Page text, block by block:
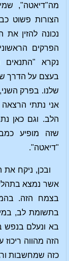
מה"דיאטה",
הצורות פשוט
נכונה להזין
הפרקים
נקרא "התנאים
בעצם על הדרך
שלנו. בפרק
אני נתתי הרצאה
הלב. וגם כאן
שזה מופיע
"דיאטה".
ובכן, ניקח
אשר נמצא
בצמח הזה.
בתשומת לב,
בא ונעלם בנפש
הזה מהווה
כזה שמחשבות